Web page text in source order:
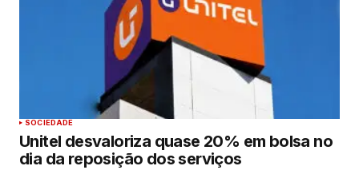
SOCIEDADE
Unitel desvaloriza quase 20% em bolsa no
dia da reposição dos serviços